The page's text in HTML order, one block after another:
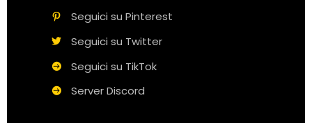
Seguici su Pinterest
Seguici su Twitter
Seguici su TikTok
Server Discord